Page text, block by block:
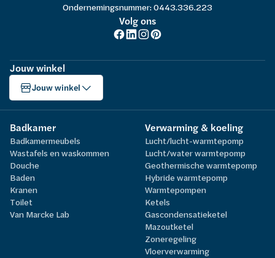
Ondernemingsnummer: 0443.336.223
Volg ons
Jouw winkel
Jouw winkel
Badkamer
Badkamermeubels
Wastafels en waskommen
Douche
Baden
Kranen
Toilet
Van Marcke Lab
Verwarming & koeling
Lucht/lucht-warmtepomp
Lucht/water warmtepomp
Geothermische warmtepomp
Hybride warmtepomp
Warmtepompen
Ketels
Gascondensatieketel
Mazoutketel
Zoneregeling
Vloerverwarming